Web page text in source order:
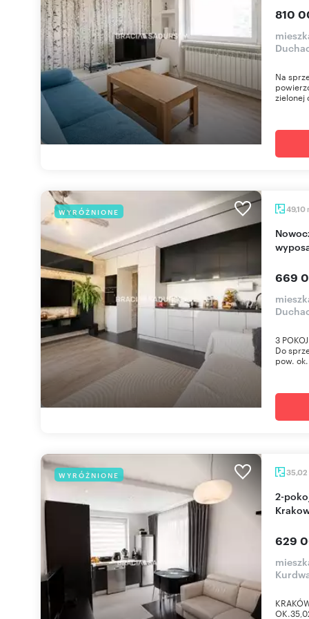
810
Na
zielonej
WYRÓŻNIONE 49,10
Nowoczesne 3 pokoje z balkonem, pełne
669
3
Do
pow.
WYRÓŻNIONE 35,02
2-pokojowe mieszkanie z dużym balkonem w
629